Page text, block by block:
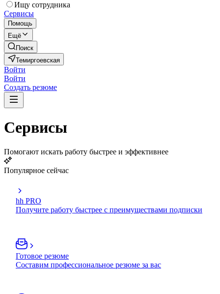
Ищу сотрудника
Сервисы
Помощь
Ещё
Поиск
Темиргоевская
Войти
Войти
Создать резюме
Сервисы
Помогают искать работу быстрее и эффективнее
Популярное сейчас
hh PRO
Получите работу быстрее с преимуществами подписки
Готовое резюме
Составим профессиональное резюме за вас